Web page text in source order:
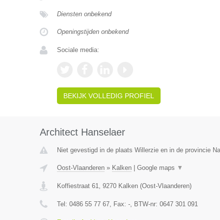
Diensten onbekend
Openingstijden onbekend
Sociale media:
BEKIJK VOLLEDIG PROFIEL
Architect Hanselaer
Niet gevestigd in de plaats Willerzie en in de provincie
Oost-Vlaanderen» Kalken| Google maps ▼
Koffiestraat 61, 9270 Kalken(Oost-Vlaanderen)
Tel: 0486 55 77 67, Fax: -, BTW-nr: 0647 301 091